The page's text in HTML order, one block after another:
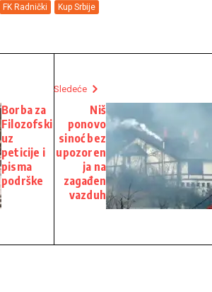
FK Radnički Kup Srbije
Borba za
Filozofski
uz
peticije i
pisma
podrške
Sledeće
Niš
ponovo
sinoć bez
upozoren
ja na
zagađen
vazduh